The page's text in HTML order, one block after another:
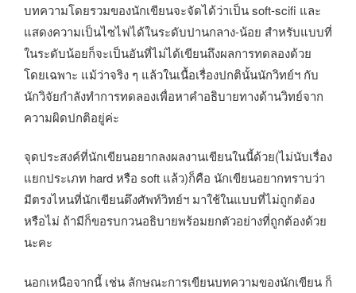
บทความโดยรวมของนักเขียนจะจัดได้ว่าเป็น soft-scifi และ
แสดงความเป็นไซไฟได้ในระดับปานกลาง-น้อย สำหรับแบบที่
ในระดับน้อยก็จะเป็นอันที่ไม่ได้เขียนถึงผลการทดลองด้วย
โดยเฉพาะ แม้ว่าจริง ๆ แล้วในเนื้อเรื่องปกตินั้นนักวิทย์ฯ กับ
นักวิจัยกำลังทำการทดลองเพื่อหาคำอธิบายทางด้านวิทย์จาก
ความผิดปกติอยู่ค่ะ
จุดประสงค์ที่นักเขียนอยากลงผลงานเขียนในนี้ด้วย(ไม่นับเรื่อง
แยกประเภท hard หรือ soft แล้ว)ก็คือ นักเขียนอยากทราบว่า
มีตรงไหนที่นักเขียนดึงศัพท์วิทย์ฯ มาใช้ในแบบที่ไม่ถูกต้อง
หรือไม่ ถ้ามีก็ขอรบกวนอธิบายพร้อมยกตัวอย่างที่ถูกต้องด้วย
นะคะ
นอกเหนือจากนี้ เช่น ลักษณะการเขียนบทความของนักเขียน ก็